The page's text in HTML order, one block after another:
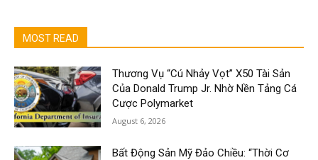
MOST READ
Thương Vụ “Cú Nhảy Vọt” X50 Tài Sản
Của Donald Trump Jr. Nhờ Nền Tảng Cá
Cược Polymarket
August 6, 2026
Bất Động Sản Mỹ Đảo Chiều: “Thời Cơ